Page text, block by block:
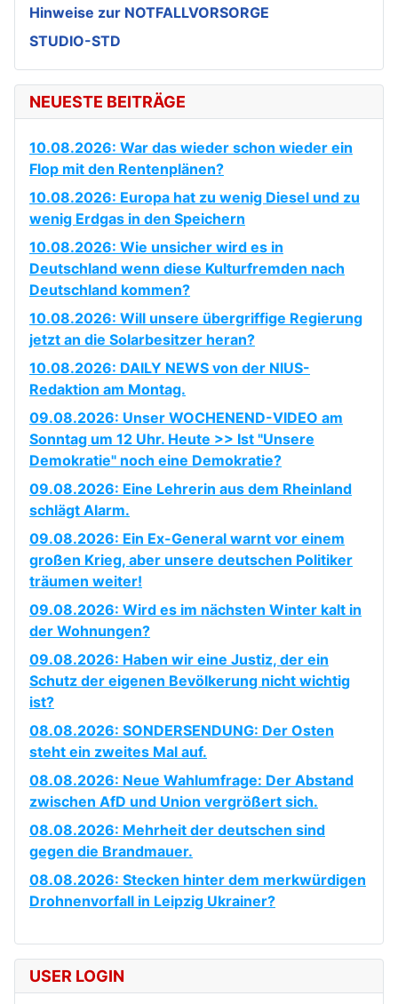
Hinweise zur NOTFALLVORSORGE
STUDIO-STD
NEUESTE BEITRÄGE
10.08.2026: War das wieder schon wieder ein
Flop mit den Rentenplänen?
10.08.2026: Europa hat zu wenig Diesel und zu
wenig Erdgas in den Speichern
10.08.2026: Wie unsicher wird es in
Deutschland wenn diese Kulturfremden nach
Deutschland kommen?
10.08.2026: Will unsere übergriffige Regierung
jetzt an die Solarbesitzer heran?
10.08.2026: DAILY NEWS von der NIUS-
Redaktion am Montag.
09.08.2026: Unser WOCHENEND-VIDEO am
Sonntag um 12 Uhr. Heute >> Ist "Unsere
Demokratie" noch eine Demokratie?
09.08.2026: Eine Lehrerin aus dem Rheinland
schlägt Alarm.
09.08.2026: Ein Ex-General warnt vor einem
großen Krieg, aber unsere deutschen Politiker
träumen weiter!
09.08.2026: Wird es im nächsten Winter kalt in
der Wohnungen?
09.08.2026: Haben wir eine Justiz, der ein
Schutz der eigenen Bevölkerung nicht wichtig
ist?
08.08.2026: SONDERSENDUNG: Der Osten
steht ein zweites Mal auf.
08.08.2026: Neue Wahlumfrage: Der Abstand
zwischen AfD und Union vergrößert sich.
08.08.2026: Mehrheit der deutschen sind
gegen die Brandmauer.
08.08.2026: Stecken hinter dem merkwürdigen
Drohnenvorfall in Leipzig Ukrainer?
USER LOGIN